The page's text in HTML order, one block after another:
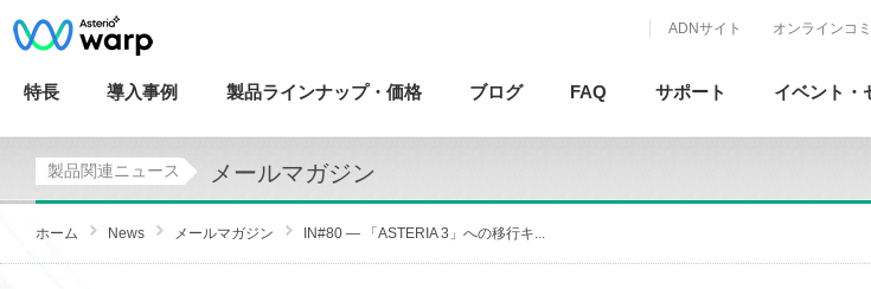
ADNサイト オンラインコ
特長 導入事例 製品ラインナップ・ 価格 ブログ FAQ サポート イベント・
製品関連ニュース メールマガジン
ホーム News メールマガジン IN#80 — 「ASTERIA 3」への移行キ...